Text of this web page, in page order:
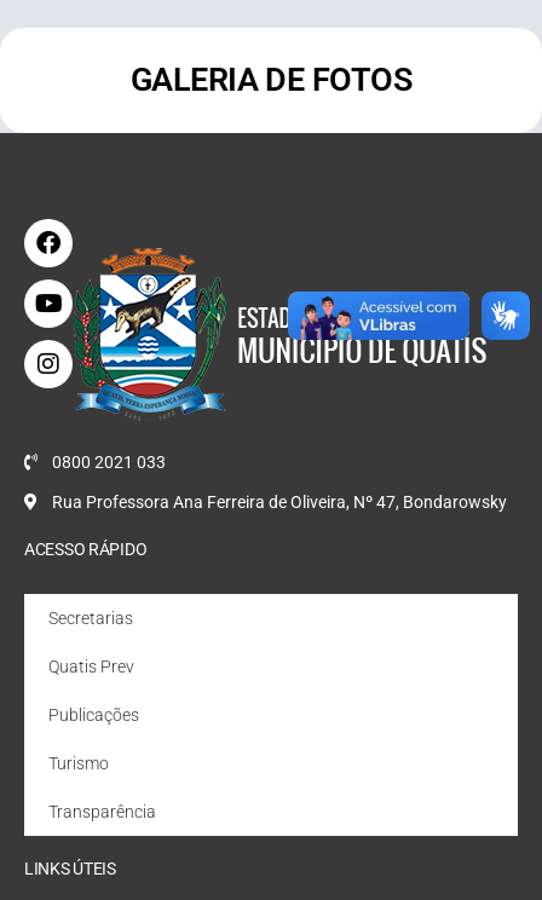
GALERIA DE FOTOS
0800 2021 033
Rua Professora Ana Ferreira de Oliveira, Nº 47, Bondarowsky
ACESSO RÁPIDO
Secretarias
Quatis Prev
Publicações
Turismo
Transparência
LINKS ÚTEIS